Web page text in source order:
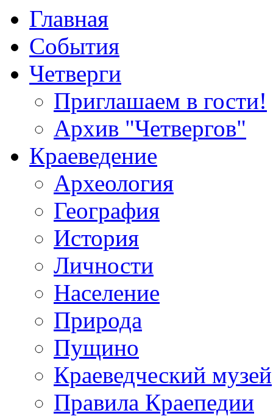
Главная
События
Четверги
Приглашаем в гости!
Архив "Четвергов"
Краеведение
Археология
География
История
Личности
Население
Природа
Пущино
Краеведческий музей
Правила Краепедии